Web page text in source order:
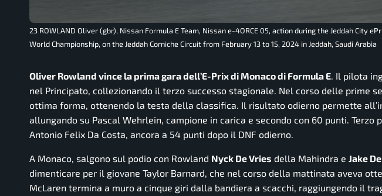
23 ROWLAND Oliver (gbr), Nissan Formula E Team, Nissan e-4ORCE 05, action during the Jeddah City
World Championship, on the Jeddah Corniche Circuit from February 13 to 15, 2024 in Jeddah, Saudi Arabia
Oliver Rowland vince la prima gara dell’E-Prix di Monaco di Formula E. Il pilota
nel Principato, collezionando il terzo successo stagionale. Nel corso delle prime
ottima forma, ottenendo la testa della classifica. Il risultato odierno permette
allungando su Pascal Wehrlein, campione in carica e secondo con 60 punti. Terzo
Antonio Felix Da Costa, ancora a 54 punti dopo il DNF odierno.
A Monaco, salgono sul podio con Rowland Nyck De Vries della Mahindra e Jake
dimenticare per il giovane Taylor Barnard, che nel corso della mattinata aveva
McLaren termina a muro a cinque giri dalla bandiera a scacchi, raggiungendo il